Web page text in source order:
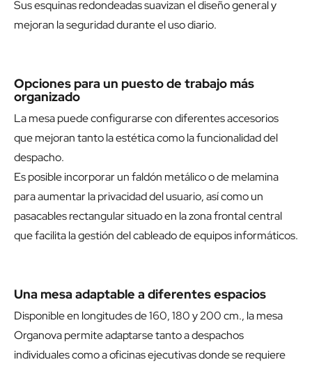
Sus esquinas redondeadas suavizan el diseño general y
mejoran la seguridad durante el uso diario.
Opciones para un puesto de trabajo más
organizado
La mesa puede configurarse con diferentes accesorios
que mejoran tanto la estética como la funcionalidad del
despacho.
Es posible incorporar un faldón metálico o de melamina
para aumentar la privacidad del usuario, así como un
pasacables rectangular situado en la zona frontal central
que facilita la gestión del cableado de equipos informáticos.
Una mesa adaptable a diferentes espacios
Disponible en longitudes de 160, 180 y 200 cm., la mesa
Organova permite adaptarse tanto a despachos
individuales como a oficinas ejecutivas donde se requiere